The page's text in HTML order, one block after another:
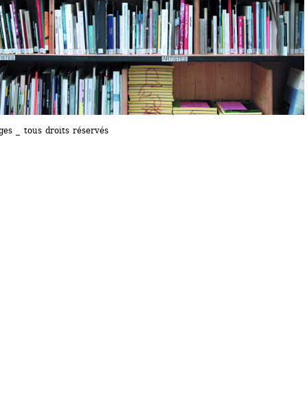
_ tous droits réservés